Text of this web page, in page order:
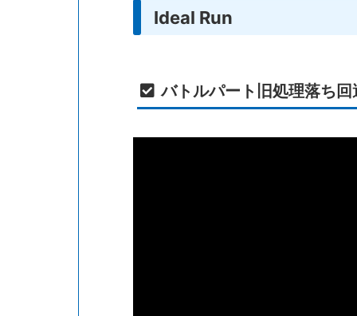
Ideal Run
バトルパート旧処理落ち回